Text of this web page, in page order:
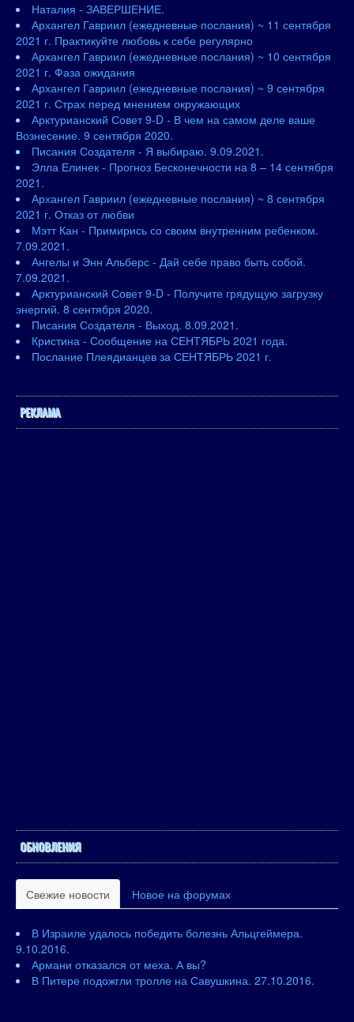
Наталия - ЗАВЕРШЕНИЕ.
Архангел Гавриил (ежедневные послания) ~ 11 сентября
2021 г. Практикуйте любовь к себе регулярно
Архангел Гавриил (ежедневные послания) ~ 10 сентября
2021 г. Фаза ожидания
Архангел Гавриил (ежедневные послания) ~ 9 сентября
2021 г. Страх перед мнением окружающих
Арктурианский Совет 9-D - В чем на самом деле ваше
Вознесение. 9 сентября 2020.
Писания Создателя - Я выбираю. 9.09.2021.
Элла Елинек - Прогноз Бесконечности на 8 – 14 сентября
2021.
Архангел Гавриил (ежедневные послания) ~ 8 сентября
2021 г. Отказ от любви
Мэтт Кан - Примирись со своим внутренним ребенком.
7.09.2021.
Ангелы и Энн Альберс - Дай себе право быть собой.
7.09.2021.
Арктурианский Совет 9-D - Получите грядущую загрузку
энергий. 8 сентября 2020.
Писания Создателя - Выход. 8.09.2021.
Кристина - Сообщение на СЕНТЯБРЬ 2021 года.
Послание Плеядианцев за СЕНТЯБРЬ 2021 г.
РЕКЛАМА
ОБНОВЛЕНИЯ
Свежие новости Новое на форумах
В Израиле удалось победить болезнь Альцгеймера.
9.10.2016.
Армани отказался от меха. А вы?
В Питере подожгли тролле на Савушкина. 27.10.2016.